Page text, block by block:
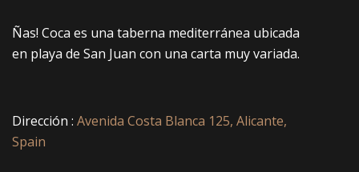
Ñas! Coca es una taberna mediterránea ubicada
en playa de San Juan con una carta muy variada.
Dirección : Avenida Costa Blanca 125, Alicante,
Spain